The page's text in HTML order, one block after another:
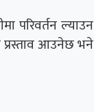
परिवर्तन ल्याउन
आउनेछ भने